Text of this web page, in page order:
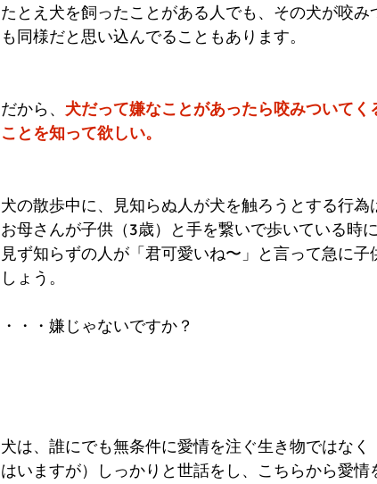
たとえ犬を飼ったことがある人でも、その犬が咬
も同様だと思い込んでることもあります。
だから、 犬だって嫌なことがあったら咬みついて
ことを知って欲しい。
犬の散歩中に、見知らぬ人が犬を触ろうとする行為
お母さんが子供（3歳）と手を繋いで歩いている時に
見ず知らずの人が「君可愛いね〜」と言って急に
しょう。
・・・嫌じゃないですか？
犬は、誰にでも無条件に愛情を注ぐ生き物ではな
はいますが）しっかりと世話をし、こちらから愛